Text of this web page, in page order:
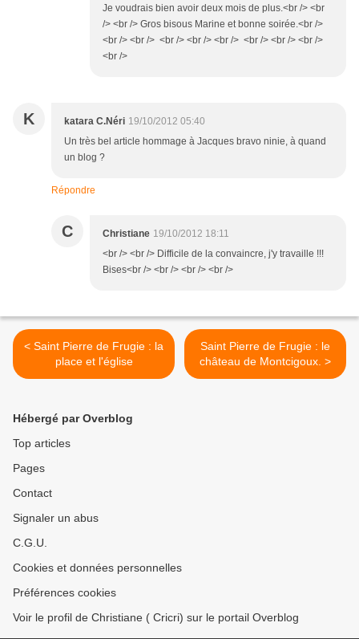
Je voudrais bien avoir deux mois de plus.<br /> <br
/> <br /> Gros bisous Marine et bonne soirée.<br />
<br /> <br /> <br /> <br /> <br /> <br /> <br /> <br />
<br />
K katara C.Néri 19/10/2012 05:40
Un très bel article hommage à Jacques bravo ninie, à quand
un blog ?
Répondre
C Christiane 19/10/2012 18:11
<br /> <br /> Difficile de la convaincre, j'y travaille !!!
Bises<br /> <br /> <br /> <br />
< Saint Pierre de Frugie : la
place et l'église
Saint Pierre de Frugie : le
château de Montcigoux. >
Hébergé par Overblog
Top articles
Pages
Contact
Signaler un abus
C.G.U.
Cookies et données personnelles
Préférences cookies
Voir le profil de Christiane ( Cricri) sur le portail Overblog